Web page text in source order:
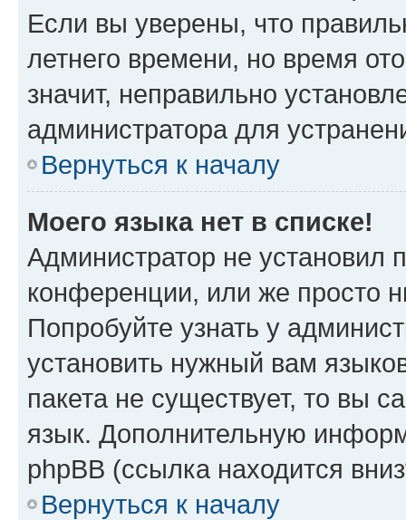
Если вы уверены, что
летнего времени, но время
значит, неправильно
администратора для
Вернуться к началу
Моего языка нет в списке!
Администратор не установил
конференции, или же просто
Попробуйте узнать у
установить нужный вам
пакета не существует, то вы
язык. Дополнительную
phpBB (ссылка находится
Вернуться к началу